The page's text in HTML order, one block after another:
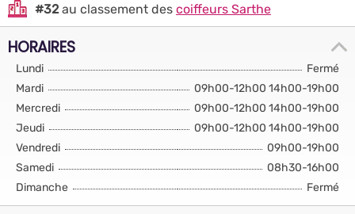
#32au classement des coiffeurs Sarthe
HORAIRES
Lundi
Fermé
Mardi
09h00-12h00 14h00-19h00
Mercredi
09h00-12h00 14h00-19h00
Jeudi
09h00-12h00 14h00-19h00
Vendredi
09h00-19h00
Samedi
08h30-16h00
Dimanche
Fermé